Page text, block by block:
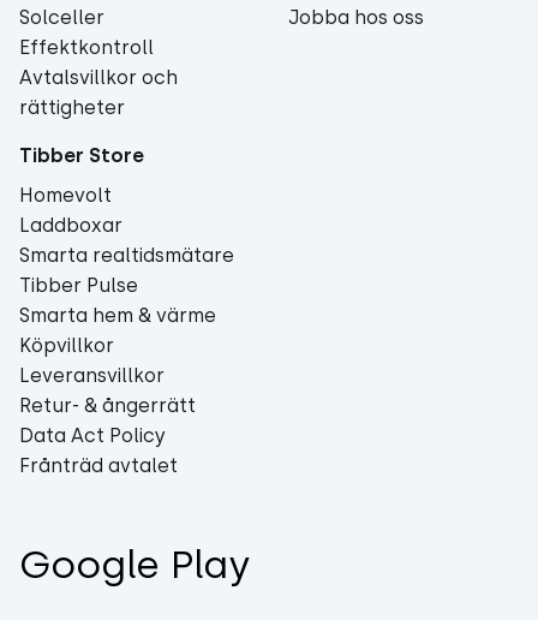
Solceller
Effektkontroll
Avtalsvillkor och
rättigheter
Jobba hos oss
Tibber Store
Homevolt
Laddboxar
Smarta realtidsmätare
Tibber Pulse
Smarta hem & värme
Köpvillkor
Leveransvillkor
Retur- & ångerrätt
Data Act Policy
Frånträd avtalet
Google Play